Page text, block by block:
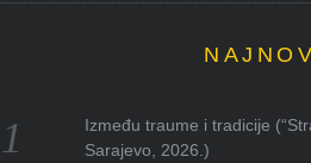
Između traume i tradicije
Sarajevo, 2026.)